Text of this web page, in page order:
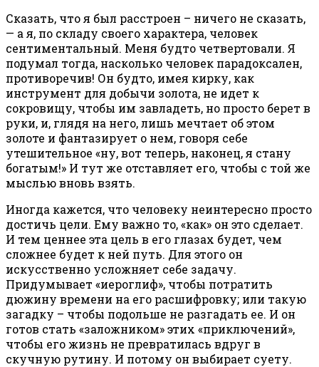
Сказать, что я был расстроен – ничего не сказать,
— а я, по складу своего характера, человек
сентиментальный. Меня будто четвертовали. Я
подумал тогда, насколько человек парадоксален,
противоречив! Он будто, имея кирку, как
инструмент для добычи золота, не идет к
сокровищу, чтобы им завладеть, но просто берет в
руки, и, глядя на него, лишь мечтает об этом
золоте и фантазирует о нем, говоря себе
утешительное «ну, вот теперь, наконец, я стану
богатым!» И тут же отставляет его, чтобы с той же
мыслью вновь взять.
Иногда кажется, что человеку неинтересно просто
достичь цели. Ему важно то, «как» он это сделает.
И тем ценнее эта цель в его глазах будет, чем
сложнее будет к ней путь. Для этого он
искусственно усложняет себе задачу.
Придумывает «иероглиф», чтобы потратить
дюжину времени на его расшифровку; или такую
загадку – чтобы подольше не разгадать ее. И он
готов стать «заложником» этих «приключений»,
чтобы его жизнь не превратилась вдруг в
скучную рутину. И потому он выбирает суету.